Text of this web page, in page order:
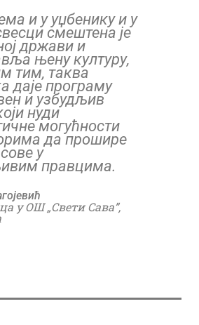
и у уџбенику и у
смештена је
држави и
њену културу,
тим, таква
даје програму
и узбудљив
нуди
могућности
да прошире
у
правцима.
у ОШ „Свети Сава”,